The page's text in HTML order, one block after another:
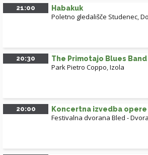
21:00 Habakuk
Poletno gledališče Studenec,
20:30 The Primotajo Blues Band
Park Pietro Coppo,Izola
20:00 Koncertna izvedba opere
Festivalna dvorana Bled -